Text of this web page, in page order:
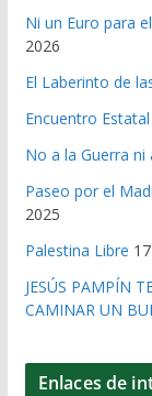
Ni un Euro para
2026
El Laberinto de
Encuentro
No a la Guerra ni
Paseo por el
2025
Palestina Libre
JESÚS PAMPÍN
CAMINAR UN
Enlaces de